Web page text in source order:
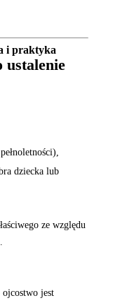
i praktyka
ustalenie
dziecka lub
ze względu
jest